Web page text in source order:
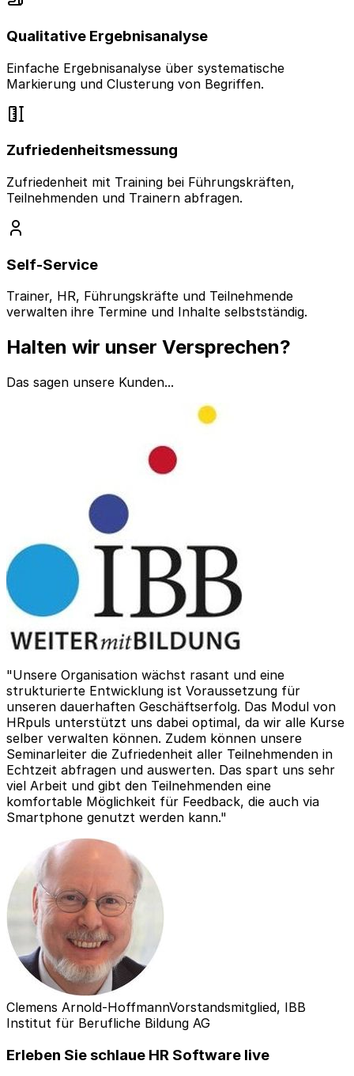
Qualitative Ergebnisanalyse
Einfache Ergebnisanalyse über systematische
Markierung und Clusterung von Begriffen.
Zufriedenheitsmessung
Zufriedenheit mit Training bei Führungskräften,
Teilnehmenden und Trainern abfragen.
Self-Service
Trainer, HR, Führungskräfte und Teilnehmende
verwalten ihre Termine und Inhalte selbstständig.
Halten wir unser Versprechen?
Das sagen unsere Kunden...
"Unsere Organisation wächst rasant und eine
strukturierte Entwicklung ist Voraussetzung für
unseren dauerhaften Geschäftserfolg. Das Modul von
HRpuls unterstützt uns dabei optimal, da wir alle Kurse
selber verwalten können. Zudem können unsere
Seminarleiter die Zufriedenheit aller Teilnehmenden in
Echtzeit abfragen und auswerten. Das spart uns sehr
viel Arbeit und gibt den Teilnehmenden eine
komfortable Möglichkeit für Feedback, die auch via
Smartphone genutzt werden kann."
Clemens Arnold-HoffmannVorstandsmitglied, IBB
Institut für Berufliche Bildung AG
Erleben Sie schlaue HR Software live